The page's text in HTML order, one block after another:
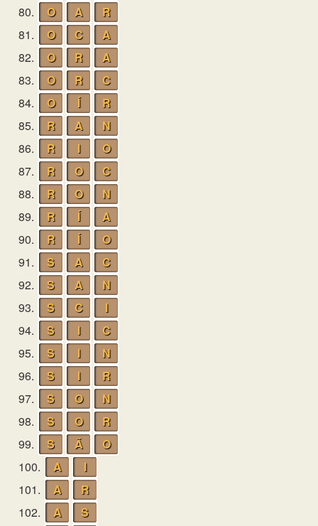
80.
O A
R
81.
O C
A
82.
O R
A
83.
O R
C
84.
O Í
R
85.
R A
N
86.
R I
O
87.
R O
C
88.
R O
N
89.
R Í
A
90.
R Í
O
91.
S A
C
92.
S A
N
93.
S C
I
94.
S I
C
95.
S I
N
96.
S I
R
97.
S O
N
98.
S O
R
99.
S Ã
O
100.
A
I
101.
A
R
102.
A
S